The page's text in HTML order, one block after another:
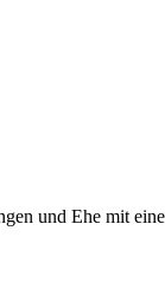
und Ehe mit